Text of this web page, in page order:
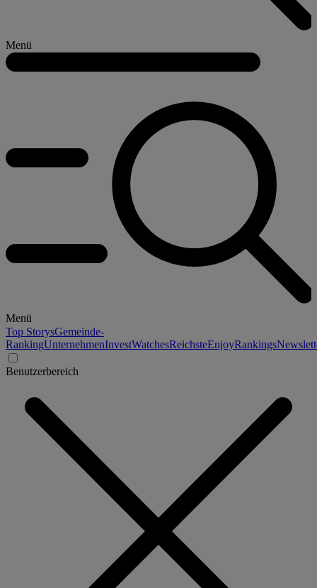
Menü
Menü
Top StorysGemeinde-
RankingUnternehmenInvestWatchesReichsteEnjoyRankings
Benutzerbereich